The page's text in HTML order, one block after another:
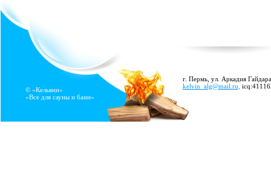
© «Кельвин»
«Все для сауны и бани»
г. Пермь, ул. Аркадия
kelvin_alg@mail.ru,